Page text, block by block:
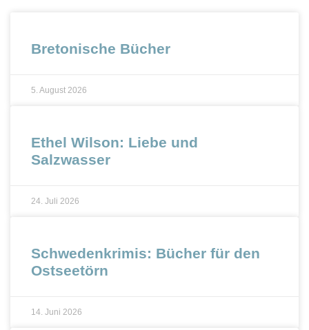
Bretonische Bücher
5. August 2026
Ethel Wilson: Liebe und
Salzwasser
24. Juli 2026
Schwedenkrimis: Bücher für den
Ostseetörn
14. Juni 2026